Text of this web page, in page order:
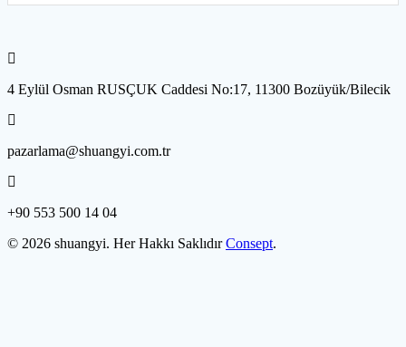
4 Eylül Osman RUSÇUK Caddesi No:17, 11300 Bozüyük/Bilecik
pazarlama@shuangyi.com.tr
+90 553 500 14 04
© 2026 shuangyi. Her Hakkı SaklıdırConsept.